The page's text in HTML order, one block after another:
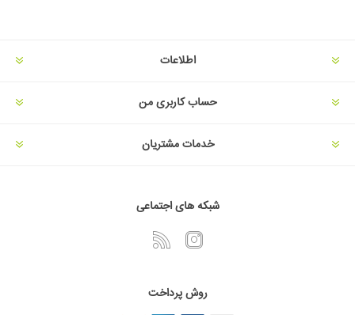
اطلاعات
حساب کاربری من
خدمات مشتریان
شبکه های اجتماعی
روش پرداخت